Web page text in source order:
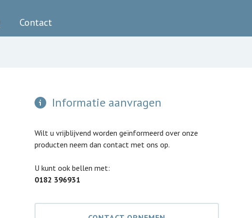
Contact
Informatie aanvragen
Wilt u vrijblijvend worden geïnformeerd over onze
producten neem dan contact met ons op.
U kunt ook bellen met:
0182 396931